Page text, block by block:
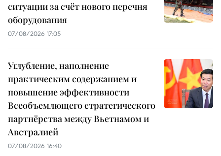
ситуации за счёт нового перечня
оборудования
07/08/2026 17:05
Углубление, наполнение
практическим содержанием и
повышение эффективности
Всеобъемлющего стратегического
партнёрства между Вьетнамом и
Австралией
07/08/2026 16:40